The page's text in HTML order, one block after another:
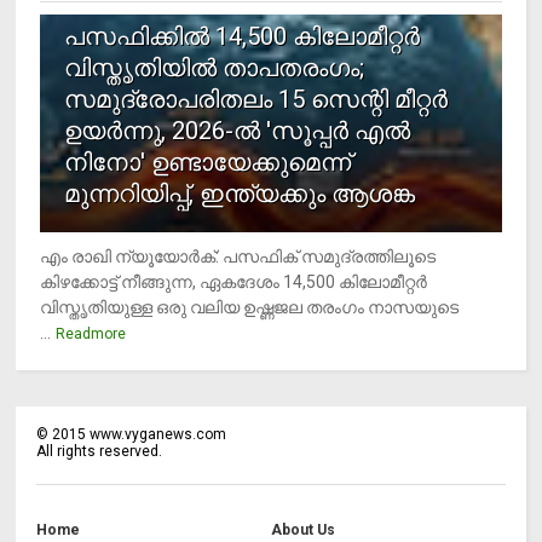
പസഫിക്കില്‍ 14,500 കിലോമീറ്റര്‍
വിസ്തൃതിയില്‍ താപതരംഗം;
സമുദ്രോപരിതലം 15 സെന്റി മീറ്റര്‍
ഉയര്‍ന്നു, 2026-ല്‍ 'സൂപ്പര്‍ എല്‍
നിനോ' ഉണ്ടായേക്കുമെന്ന്
മുന്നറിയിപ്പ്, ഇന്ത്യക്കും ആശങ്ക
എം രാഖി ന്യൂയോര്‍ക്: പസഫിക് സമുദ്രത്തിലൂടെ
കിഴക്കോട്ട് നീങ്ങുന്ന, ഏകദേശം 14,500 കിലോമീറ്റര്‍
വിസ്തൃതിയുള്ള ഒരു വലിയ ഉഷ്ണജല തരംഗം നാസയുടെ
Readmore
©2015 www.vyganews.com
All rights reserved.
Home About Us